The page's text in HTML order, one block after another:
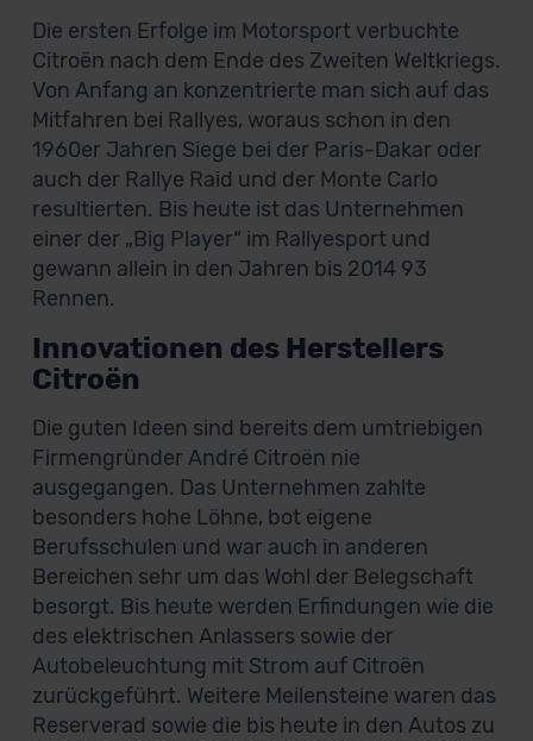
Die ersten Erfolge im Motorsport verbuchte
Citroën nach dem Ende des Zweiten Weltkriegs.
Von Anfang an konzentrierte man sich auf das
Mitfahren bei Rallyes, woraus schon in den
1960er Jahren Siege bei der Paris-Dakar oder
auch der Rallye Raid und der Monte Carlo
resultierten. Bis heute ist das Unternehmen
einer der „Big Player“ im Rallyesport und
gewann allein in den Jahren bis 2014 93
Rennen.
Innovationen des Herstellers
Citroën
Die guten Ideen sind bereits dem umtriebigen
Firmengründer André Citroën nie
ausgegangen. Das Unternehmen zahlte
besonders hohe Löhne, bot eigene
Berufsschulen und war auch in anderen
Bereichen sehr um das Wohl der Belegschaft
besorgt. Bis heute werden Erfindungen wie die
des elektrischen Anlassers sowie der
Autobeleuchtung mit Strom auf Citroën
zurückgeführt. Weitere Meilensteine waren das
Reserverad sowie die bis heute in den Autos zu